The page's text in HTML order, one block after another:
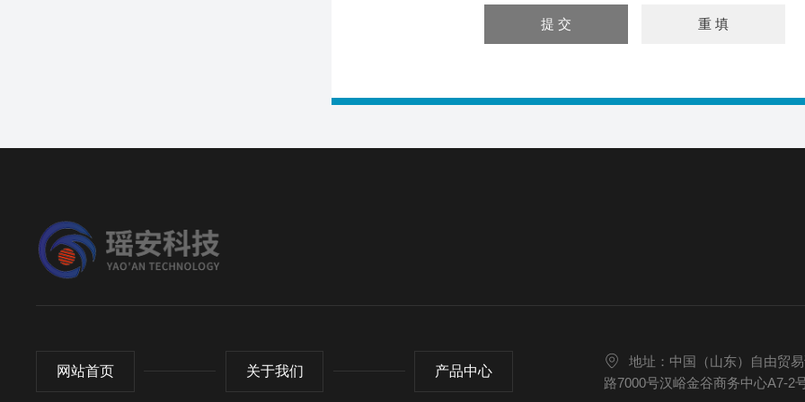
网站首页 关于我们 产品中心
地址：中国（山东）自由贸
路7000号汉峪金谷商务中心A7-2